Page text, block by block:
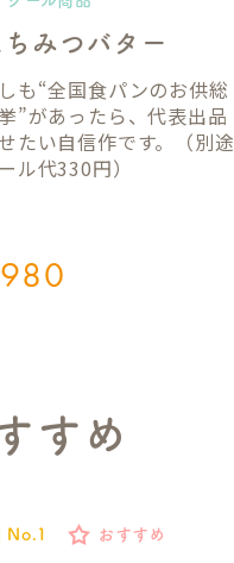
ちみつバター
980
も“全国食パンのお供総
”があったら、代表出品
たい自信作です。（別途
ル代330円）
すめ
No.1 おすすめ